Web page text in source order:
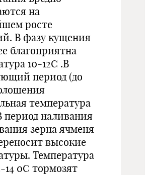
на
росте
В фазу кущения
благоприятна
10-12С .В
период (до
температура
период наливания
зерна ячменя
высокие
Температура
14 0С тормозят